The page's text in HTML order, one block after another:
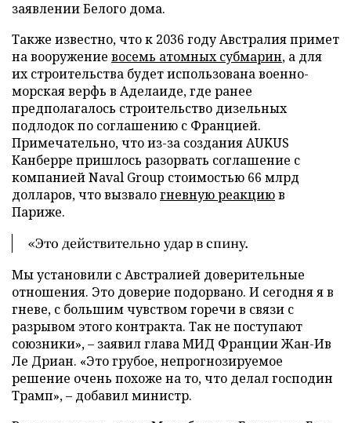
заявлении Белого дома.
Также известно, что к 2036 году Австралия примет
на вооружение восемь атомных субмарин, а для
их строительства будет использована военно-
морская верфь в Аделаиде, где ранее
предполагалось строительство дизельных
подлодок по соглашению с Францией.
Примечательно, что из-за создания AUKUS
Канберре пришлось разорвать соглашение с
компанией Naval Group стоимостью 66 млрд
долларов, что вызвалогневную реакциюв
Париже.
«Это действительно удар в спину.
Мы установили с Австралией доверительные
отношения. Это доверие подорвано. И сегодня я в
гневе, с большим чувством горечи в связи с
разрывом этого контракта. Так не поступают
союзники», – заявил глава МИД Франции Жан-Ив
Ле Дриан. «Это грубое, непрогнозируемое
решение очень похоже на то, что делал господин
Трамп», – добавил министр.